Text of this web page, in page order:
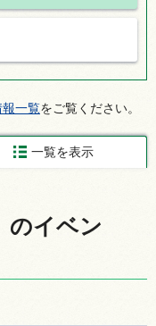
報一覧をご覧ください。
一覧を表示
のイベン